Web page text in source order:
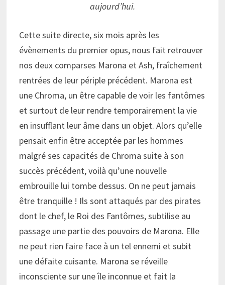
aujourd’hui.
Cette suite directe, six mois après les
évènements du premier opus, nous fait retrouver
nos deux comparses Marona et Ash, fraîchement
rentrées de leur périple précédent. Marona est
une Chroma, un être capable de voir les fantômes
et surtout de leur rendre temporairement la vie
en insufflant leur âme dans un objet. Alors qu’elle
pensait enfin être acceptée par les hommes
malgré ses capacités de Chroma suite à son
succès précédent, voilà qu’une nouvelle
embrouille lui tombe dessus. On ne peut jamais
être tranquille ! Ils sont attaqués par des pirates
dont le chef, le Roi des Fantômes, subtilise au
passage une partie des pouvoirs de Marona. Elle
ne peut rien faire face à un tel ennemi et subit
une défaite cuisante. Marona se réveille
inconsciente sur une île inconnue et fait la